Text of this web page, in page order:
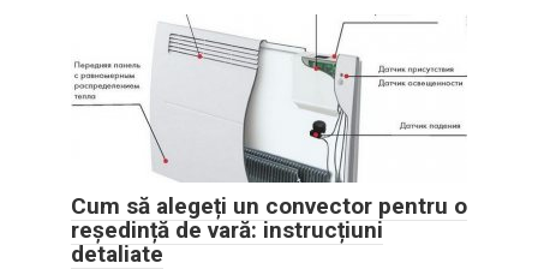
Cum să alegeți un convector pentru o
reședință de vară: instrucțiuni
detaliate